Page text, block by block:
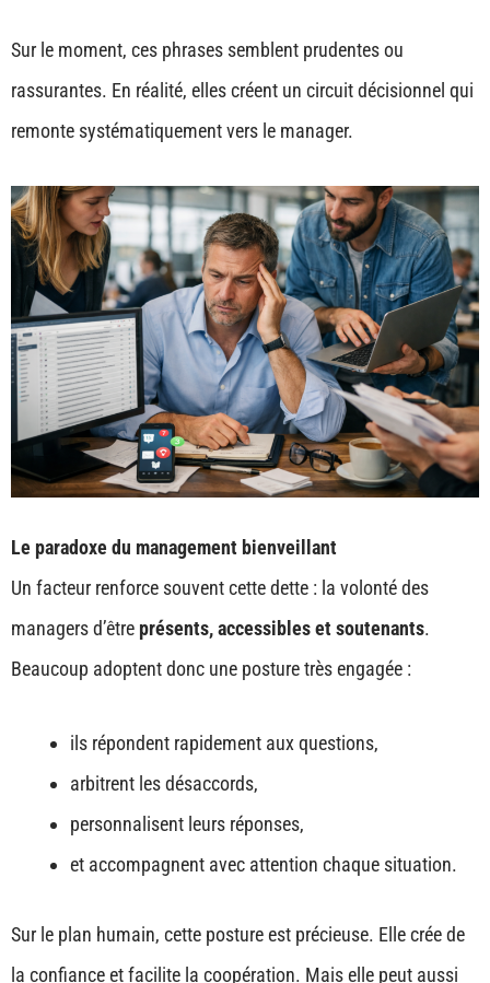
Sur le moment, ces phrases semblent prudentes ou
rassurantes. En réalité, elles créent un circuit décisionnel qui
remonte systématiquement vers le manager.
Le paradoxe du management bienveillant
Un facteur renforce souvent cette dette : la volonté des
managers d’être présents, accessibles et soutenants.
Beaucoup adoptent donc une posture très engagée :
ils répondent rapidement aux questions,
arbitrent les désaccords,
personnalisent leurs réponses,
et accompagnent avec attention chaque situation.
Sur le plan humain, cette posture est précieuse. Elle crée de
la confiance et facilite la coopération. Mais elle peut aussi